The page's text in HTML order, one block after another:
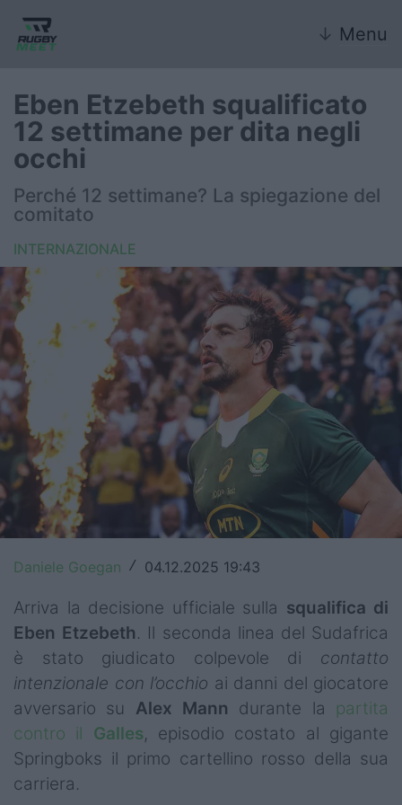
↓ Menu
Nazionale
Nazionali giovanili
FIR
Internazionale
6 Nazioni
United Rugby Championship
Top14
Premiership
Champions Cup
Rugby World Cup
Super Rugby
Rugby in TV
Mercato
Serie A Elite
Eben Etzebeth squalificato
12 settimane per dita negli
occhi
Perché 12 settimane? La spiegazione del
comitato
INTERNAZIONALE
Daniele Goegan / 04.12.2025 19:43
Arriva la decisione ufficiale sulla squalifica di
Eben Etzebeth. Il seconda linea del Sudafrica
è stato giudicato colpevole di contatto
intenzionale con l’occhio ai danni del giocatore
avversario su Alex Mann durante la partita
contro il Galles, episodio costato al gigante
Springboks il primo cartellino rosso della sua
carriera.